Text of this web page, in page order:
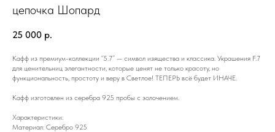
цепочка Шопард
25 000 р.
Кафф из премиум-коллекции “5.7” — символ изящества и классика. Украшения F.7
для ценительниц элегантности, которые ценят не только красоту, но
функциональность, простоту и веру в Светлое! ТЕПЕРЬ всё будет ИНАЧЕ.
Кафф изготовлен из серебра 925 пробы с золочением.
Характеристики:
Материал: Серебро 925